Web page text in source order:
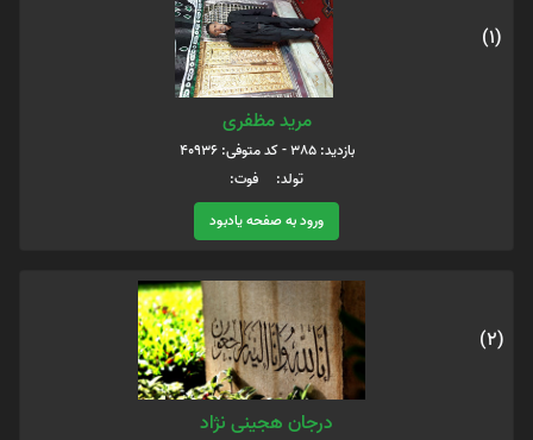
(1)
مرید مظفری
بازدید: 385 - کد متوفی: 40936
تولد: فوت:
ورود به صفحه یادبود
(2)
درجان هجینی نژاد